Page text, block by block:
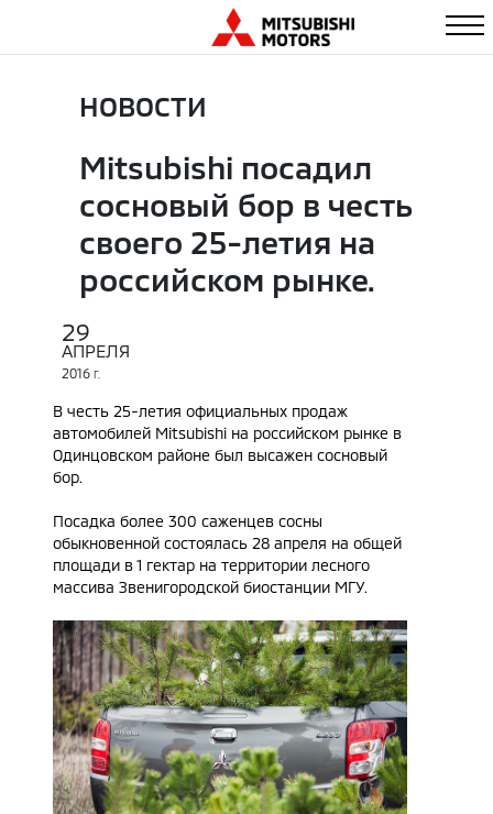
НОВОСТИ
Mitsubishi посадил
сосновый бор в честь
своего 25-летия на
российском рынке.
29
АПРЕЛЯ
2016 Г.
В честь 25-летия официальных продаж
автомобилей Mitsubishi на российском рынке в
Одинцовском районе был высажен сосновый
бор.
Посадка более 300 саженцев сосны
обыкновенной состоялась 28 апреля на общей
площади в 1 гектар на территории лесного
массива Звенигородской биостанции МГУ.